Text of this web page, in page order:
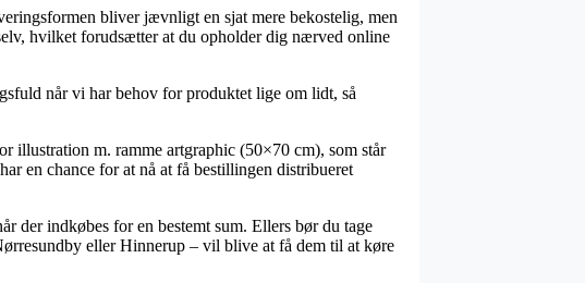
bliver jævnligt en sjat mere bekostelig, men
hvilket forudsætter at du opholder dig nærved online
når vi har behov for produktet lige om lidt, så
illustration m. ramme artgraphic (50×70 cm), som står
en chance for at nå at få bestillingen distribueret
der indkøbes for en bestemt sum. Ellers bør du tage
eller Hinnerup – vil blive at få dem til at køre